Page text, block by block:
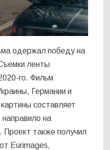
одержал победу на
ленты
го. Фильм
Германии и
составляет
на
Проект также получил
Eurimages,